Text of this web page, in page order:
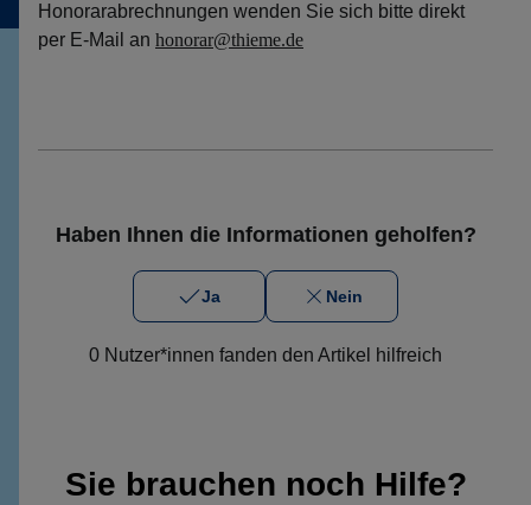
Honorarabrechnungen wenden Sie sich bitte direkt
per E-Mail an honorar@thieme.de
Haben Ihnen die Informationen geholfen?
Ja Nein
0 Nutzer*innen fanden den Artikel hilfreich
Sie brauchen noch Hilfe?